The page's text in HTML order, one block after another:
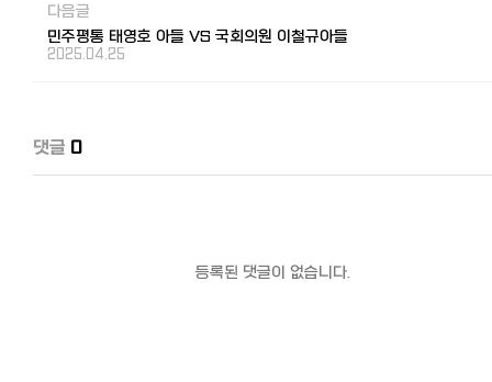
다음글
민주평통 태영호 아들 VS 국회의원 이철규아들
2025.04.25
댓글 0
등록된 댓글이 없습니다.